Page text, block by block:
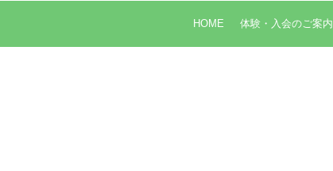
HOME 体験・入会のご案内